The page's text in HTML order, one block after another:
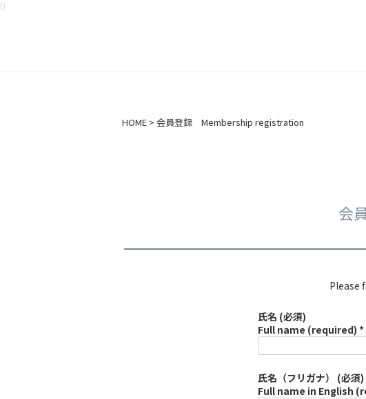
0
HOME 会員登録 Membership registration
会
Please
氏名 (必須)
Full name (required) *
氏名（フリガナ） (必須)
Full name in English